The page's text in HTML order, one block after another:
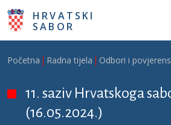
Skoči na glavni sadržaj
HRVATSKI
SABOR
Breadcrumb
Početna Radna tijela Odbori i
11. saziv Hrvatskoga
(16.05.2024.)